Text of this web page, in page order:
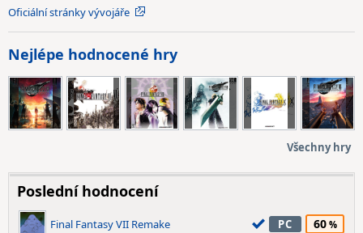
Oficiální stránky vývojáře
Nejlépe hodnocené hry
Všechny hry
Poslední hodnocení
Final Fantasy VII Remake PC 60